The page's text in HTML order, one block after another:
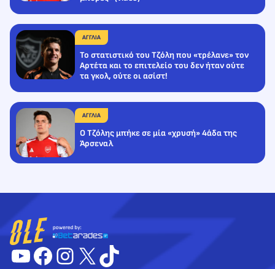
ΑΓΓΛΙΑ
Το στατιστικό του Τζόλη που «τρέλανε» τον
Αρτέτα και το επιτελείο του δεν ήταν ούτε
τα γκολ, ούτε οι ασίστ!
ΑΓΓΛΙΑ
Ο Τζόλης μπήκε σε μία «χρυσή» 4άδα της
Άρσεναλ
YouTube
Facebook
Instagram
X TikTok